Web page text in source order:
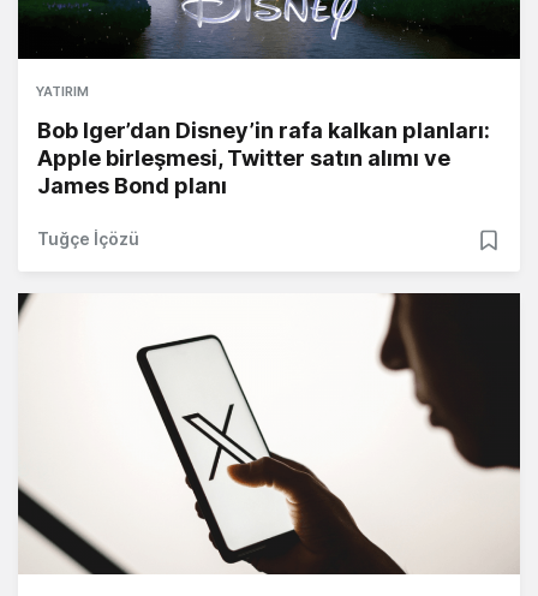
YATIRIM
Bob Iger’dan Disney’in rafa kalkan planları:
Apple birleşmesi, Twitter satın alımı ve
James Bond planı
Tuğçe İçözü